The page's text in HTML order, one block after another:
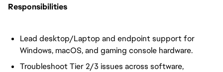
Responsibilities
Lead desktop/Laptop and endpoint support for
Windows, macOS, and gaming console hardware.
Troubleshoot Tier 2/3 issues across software,